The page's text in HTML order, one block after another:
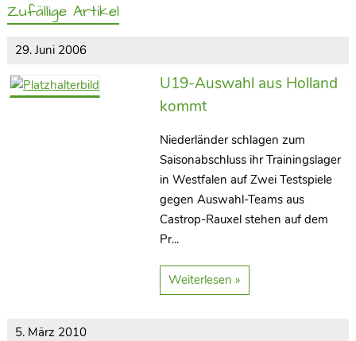
Zufällige Artikel
29. Juni 2006
U19-Auswahl aus Holland
kommt
Niederländer schlagen zum
Saisonabschluss ihr Trainingslager
in Westfalen auf Zwei Testspiele
gegen Auswahl-Teams aus
Castrop-Rauxel stehen auf dem
Pr...
Weiterlesen »
5. März 2010